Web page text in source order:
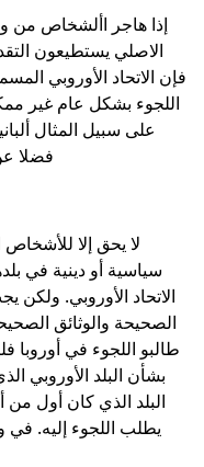
إذا هاجر األشخاص من
الاصلي يستطيعون
فإن الاتحاد الأوروبي
اللجوء بشكل عام غير
على سبيل المثال
فضلا
لا يحق إلا
سياسية أو دينية في
الاتحاد الأوروبي.
الصحيحة والوثائق
طالبو اللجوء في أوروبا
بشأن البلد الأوروبي
البلد الذي كان أول من
يطلب اللجوء إليه. في